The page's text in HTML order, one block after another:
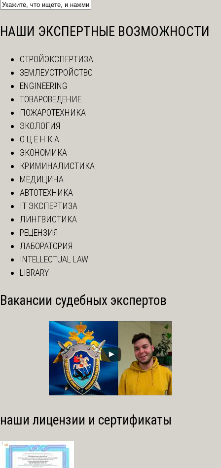
НАШИ ЭКСПЕРТНЫЕ ВОЗМОЖНОСТИ
СТРОЙЭКСПЕРТИЗА
ЗЕМЛЕУСТРОЙСТВО
ENGINEERING
ТОВАРОВЕДЕНИЕ
ПОЖАРОТЕХНИКА
ЭКОЛОГИЯ
О Ц Е Н К А
ЭКОНОМИКА
КРИМИНАЛИСТИКА
МЕДИЦИНА
АВТОТЕХНИКА
IT ЭКСПЕРТИЗА
ЛИНГВИСТИКА
РЕЦЕНЗИЯ
ЛАБОРАТОРИЯ
INTELLECTUAL LAW
LIBRARY
Вакансии судебных экспертов
наши лицензии и сертификаты